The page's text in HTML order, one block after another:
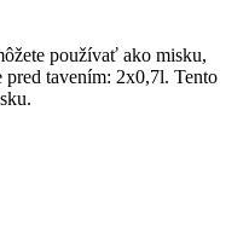
používať ako misku,
pred tavením: 2x0,7l. Tento